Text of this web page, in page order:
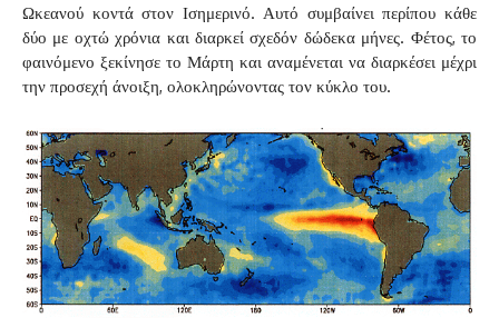
Ωκεανού κοντά στον Ισημερινό. Αυτό συμβαίνει περίπου κάθε
δύο με οχτώ χρόνια και διαρκεί σχεδόν δώδεκα μήνες. Φέτος, το
φαινόμενο ξεκίνησε το Μάρτη και αναμένεται να διαρκέσει μέχρι
την προσεχή άνοιξη, ολοκληρώνοντας τον κύκλο του.